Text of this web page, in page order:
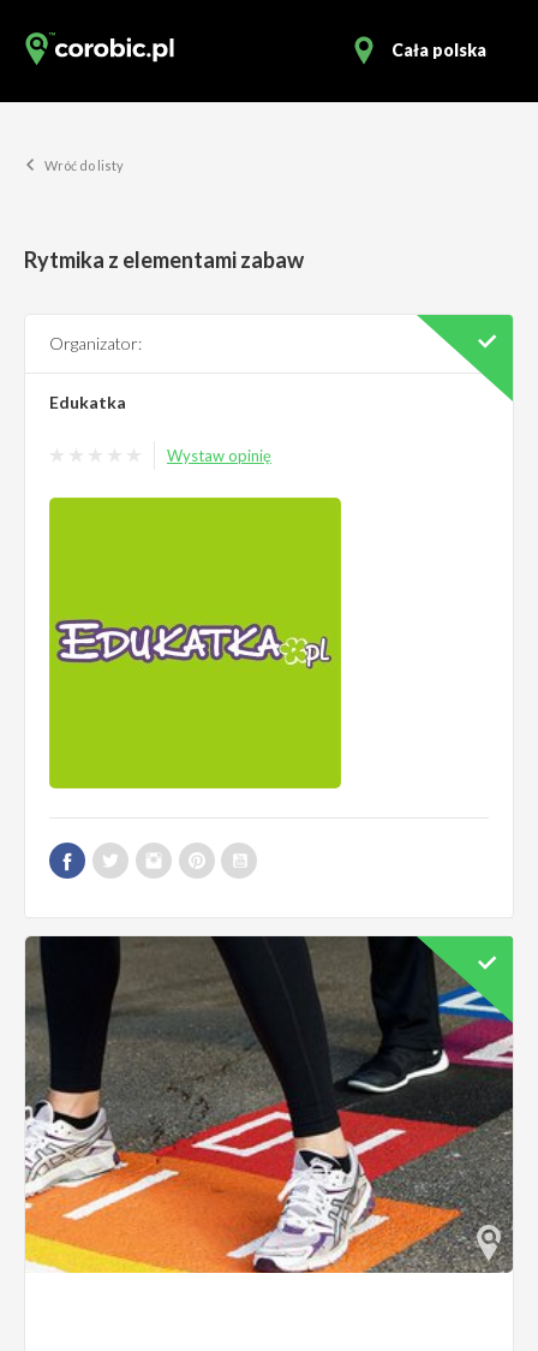
Cała polska
Wróć do listy
Rytmika z elementami zabaw
Organizator:
Edukatka
Wystaw opinię